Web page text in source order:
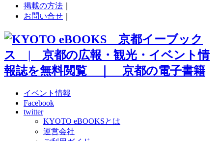
掲載の方法
お問い合せ
イベント情報
Facebook
twitter
KYOTO eBOOKSとは
運営会社